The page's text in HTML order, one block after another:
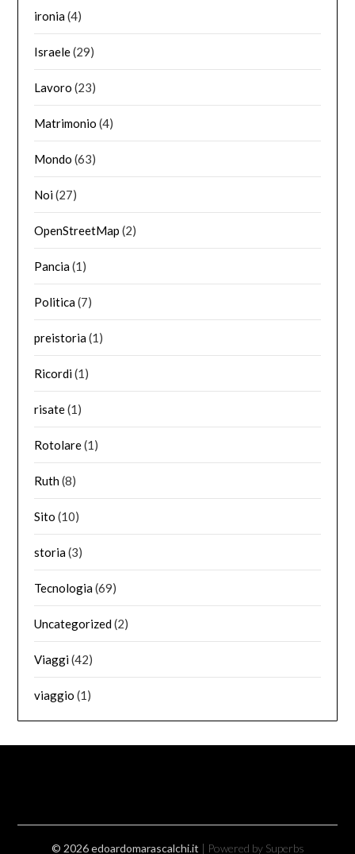
ironia(4)
Israele(29)
Lavoro (23)
Matrimonio (4)
Mondo (63)
Noi(27)
OpenStreetMap (2)
Pancia(1)
Politica(7)
preistoria(1)
Ricordi(1)
risate(1)
Rotolare(1)
Ruth(8)
Sito (10)
storia(3)
Tecnologia(69)
Uncategorized(2)
Viaggi(42)
viaggio (1)
© 2026 edoardomarascalchi.it | Powered by Superbs